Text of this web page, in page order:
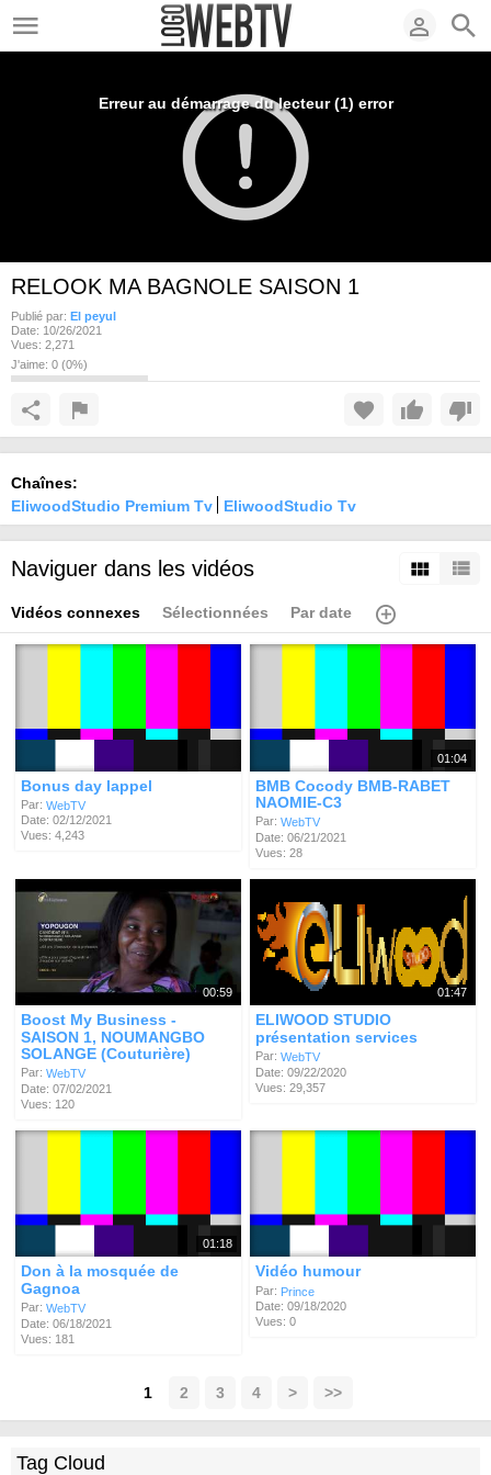
Erreur au démarrage du lecteur (1) error
RELOOK MA BAGNOLE SAISON 1
Publié par: El peyul
Date: 10/26/2021
Vues: 2,271
J'aime: 0 (0%)
Chaînes:
EliwoodStudio Premium Tv
EliwoodStudio Tv
Naviguer dans les vidéos
Vidéos connexes Sélectionnées Par date
Bonus day lappel
Par:WebTV
Date: 02/12/2021
Vues: 4,243
01:04
BMB Cocody BMB-RABET
NAOMIE-C3
Par:WebTV
Date: 06/21/2021
Vues: 28
00:59
Boost My Business -
SAISON 1, NOUMANGBO
SOLANGE (Couturière)
Par:WebTV
Date: 07/02/2021
Vues: 120
01:47
ELIWOOD STUDIO
présentation services
Par:WebTV
Date: 09/22/2020
Vues: 29,357
01:18
Don à la mosquée de
Gagnoa
Par:WebTV
Date: 06/18/2021
Vues: 181
Vidéo humour
Par: Prince
Date: 09/18/2020
Vues: 0
1 2 3 4 > >>
Tag Cloud